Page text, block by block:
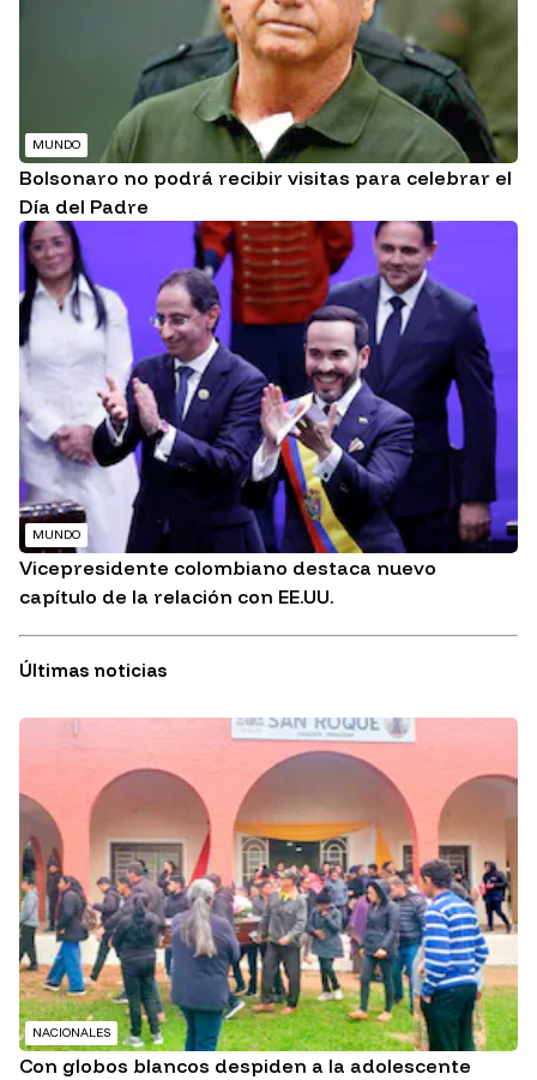
MUNDO
Bolsonaro no podrá recibir visitas para celebrar el
Día del Padre
MUNDO
Vicepresidente colombiano destaca nuevo
capítulo de la relación con EE.UU.
Últimas noticias
NACIONALES
Con globos blancos despiden a la adolescente